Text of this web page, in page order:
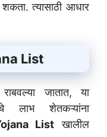
त्यासाठी आधार
List
जातात, या
लाभ शेतकऱ्यांना
List खालील